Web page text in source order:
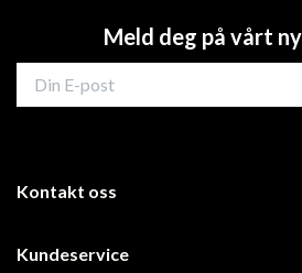
Meld deg på vårt
Kontakt oss
Kundeservice